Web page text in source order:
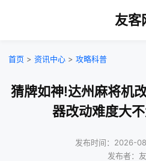
友客
首页 > 资讯中心 > 攻略科普
猜牌如神!达州麻将机
器改动难度大
发布时间：2026-
发布者：